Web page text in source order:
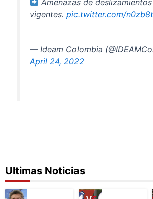
vigentes.pic.twitter.com/
— Ideam Colombia
April 24, 2022
Ultimas Noticias